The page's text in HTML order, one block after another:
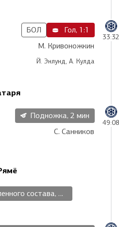
33:32
БОЛ
Гол, 1:1
М. Кривоножкин
Й. Энлунд, А. Кулда
49:08
Подножка, 2 мин
С. Санников
состава, 2 мин